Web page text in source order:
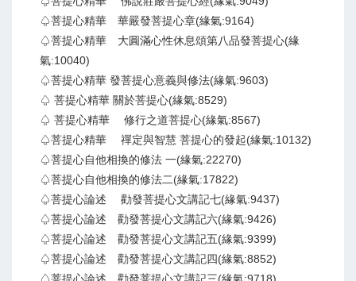
♤菩提心精華 華嚴發菩提心章(緣氣:9164)
♤菩提心精華 大圓滿心性休息頌第八品發菩提心(緣
氣:10040)
♤菩提心精華 發菩提心意義與修法(緣氣:9603)
♤ 菩提心精華 關於菩提心(緣氣:8529)
♤ 菩提心精華 修行之道菩提心(緣氣:8567)
♤菩提心精華 禪定與智慧 菩提心的發起(緣氣:10132)
♤菩提心自他相換的修法 一(緣氣:22270)
♤菩提心自他相換的修法二(緣氣:17822)
♤菩提心論述 勸發菩提心文講記七(緣氣:9437)
♤菩提心論述 勸發菩提心文講記六(緣氣:9426)
♤菩提心論述 勸發菩提心文講記五(緣氣:9399)
♤菩提心論述 勸發菩提心文講記四(緣氣:8852)